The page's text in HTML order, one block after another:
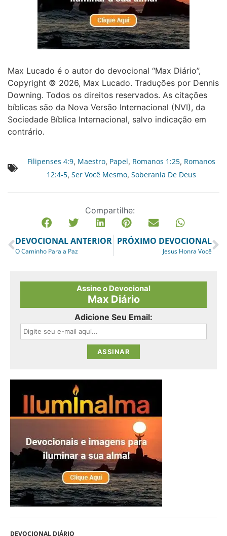
Max Lucado é o autor do devocional “Max Diário”,
Copyright © 2026, Max Lucado. Traduções por Dennis
Downing. Todos os direitos reservados. As citações
bíblicas são da Nova Versão Internacional (NVI), da
Sociedade Bíblica Internacional, salvo indicação em
contrário.
Filipenses 4:9, Maestro, Papel, Romanos 1:25, Romanos
12:4-5, Ser Você Mesmo, Soberania De Deus
Compartilhe:
DEVOCIONAL ANTERIOR
O Caminho Para a Paz
PRÓXIMO DEVOCIONAL
Jesus Honra Você
Assine o Devocional
Max Diário
Adicione Seu Email:
DEVOCIONAL DIÁRIO